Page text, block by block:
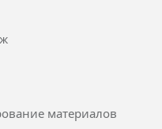
материалов